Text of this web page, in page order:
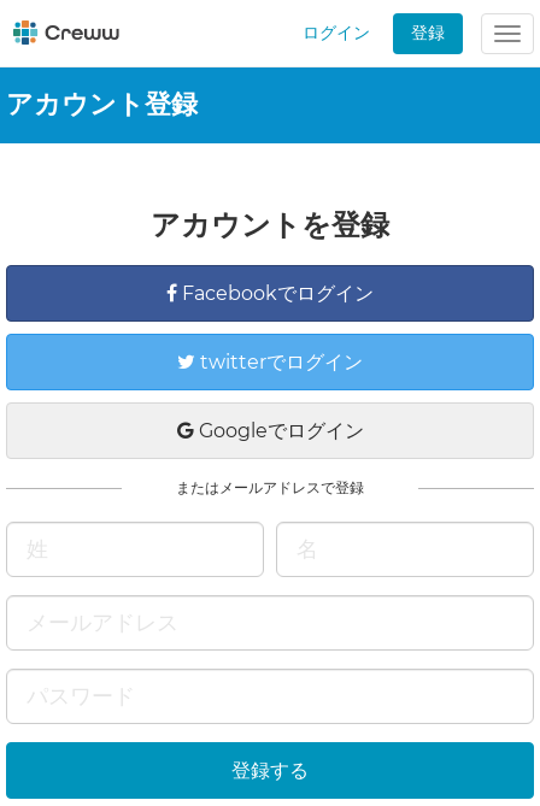
ログイン 登録
アカウント登録
アカウントを登録
Facebookでログイン
twitterでログイン
Googleでログイン
またはメールアドレスで登録